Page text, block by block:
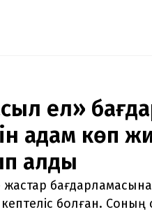
электронды
нөмір
Тек email
ел»
адам көп
қалды
болған. Соның